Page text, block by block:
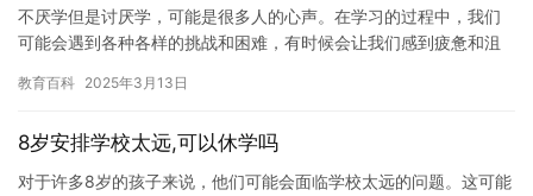
不厌学但是讨厌学，可能是很多人的心声。在学习的过程中，我们
可能会遇到各种各样的挑战和困难，有时候会让我们感到疲惫和沮
我们成…
教育百科 2025年3月13日
8岁安排学校太远,可以休学吗
对于许多8岁的孩子来说，他们可能会面临学校太远的问题。这可能